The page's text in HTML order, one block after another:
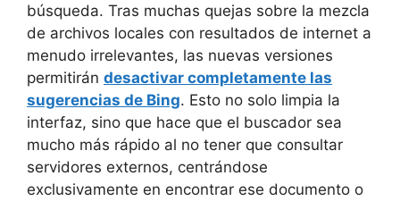
búsqueda. Tras muchas quejas sobre la mezcla
de archivos locales con resultados de internet a
menudo irrelevantes, las nuevas versiones
permitirán desactivar completamente las
sugerencias de Bing. Esto no solo limpia la
interfaz, sino que hace que el buscador sea
mucho más rápido al no tener que consultar
servidores externos, centrándose
exclusivamente en encontrar ese documento o